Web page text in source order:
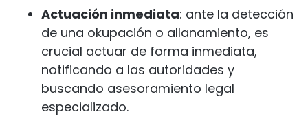
Actuación inmediata: ante la detección
de una okupación o allanamiento, es
crucial actuar de forma inmediata,
notificando a las autoridades y
buscando asesoramiento legal
especializado.